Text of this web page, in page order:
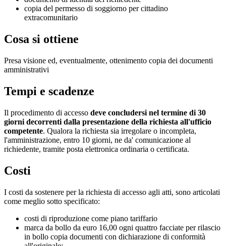
copia del permesso di soggiorno per cittadino
extracomunitario
Cosa si ottiene
Presa visione ed, eventualmente, ottenimento copia dei documenti
amministrativi
Tempi e scadenze
Il procedimento di accesso deve concludersi nel termine di 30
giorni decorrenti dalla presentazione della richiesta all'ufficio
competente. Qualora la richiesta sia irregolare o incompleta,
l'amministrazione, entro 10 giorni, ne da' comunicazione al
richiedente, tramite posta elettronica ordinaria o certificata.
Costi
I costi da sostenere per la richiesta di accesso agli atti, sono articolati
come meglio sotto specificato:
costi di riproduzione come piano tariffario
marca da bollo da euro 16,00 ogni quattro facciate per rilascio
in bollo copia documenti con dichiarazione di conformità